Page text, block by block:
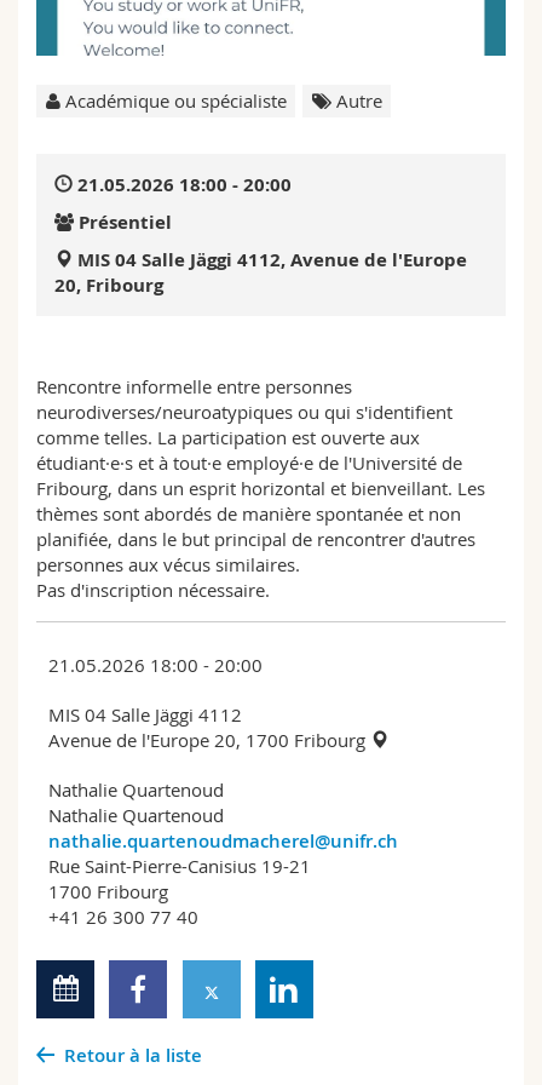
Sciences et médecine
Collaborateurs
Webmail
Académique ou spécialiste Autre
21.05.2026 18:00 - 20:00
Présentiel
MIS 04 Salle Jäggi 4112, Avenue de l'Europe
20, Fribourg
Rencontre informelle entre personnes
neurodiverses/neuroatypiques ou qui s'identifient
comme telles. La participation est ouverte aux
étudiant·e·s et à tout·e employé·e de l'Université de
Fribourg, dans un esprit horizontal et bienveillant. Les
thèmes sont abordés de manière spontanée et non
planifiée, dans le but principal de rencontrer d'autres
personnes aux vécus similaires.
Pas d'inscription nécessaire.
21.05.2026 18:00 - 20:00
MIS 04 Salle Jäggi 4112
Avenue de l'Europe 20, 1700 Fribourg
Nathalie Quartenoud
Nathalie Quartenoud
nathalie.quartenoudmacherel@unifr.ch
Rue Saint-Pierre-Canisius 19-21
1700 Fribourg
+41 26 300 77 40
Retour à la liste